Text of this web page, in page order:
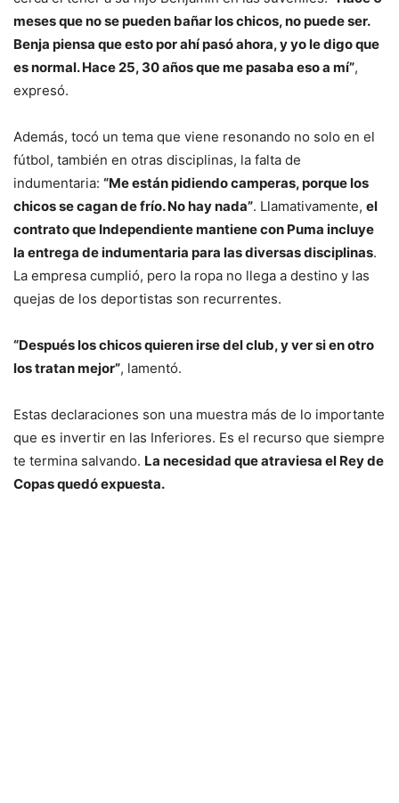
meses que no se pueden bañar los chicos, no puede ser.
Benja piensa que esto por ahí pasó ahora, y yo le digo que
es normal. Hace 25, 30 años que me pasaba eso a mí”,
expresó.
Además, tocó un tema que viene resonando no solo en el
fútbol, también en otras disciplinas, la falta de
indumentaria: “Me están pidiendo camperas, porque los
chicos se cagan de frío. No hay nada”. Llamativamente, el
contrato que Independiente mantiene con Puma incluye
la entrega de indumentaria para las diversas disciplinas.
La empresa cumplió, pero la ropa no llega a destino y las
quejas de los deportistas son recurrentes.
“Después los chicos quieren irse del club, y ver si en otro
los tratan mejor”, lamentó.
Estas declaraciones son una muestra más de lo importante
que es invertir en las Inferiores. Es el recurso que siempre
te termina salvando. La necesidad que atraviesa el Rey de
Copas quedó expuesta.